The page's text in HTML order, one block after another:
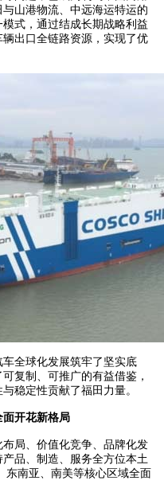
山港物流、中远海运特运的
式，通过结成长期战略利益
出口全链路资源，实现了优
全球化发展筑牢了坚实底
复制、可推广的有益借鉴，
稳定性贡献了福田力量。
开花新格局
局、价值化竞争、品牌化发
品、制造、服务全方位本土
东南亚、南美等核心区域全面